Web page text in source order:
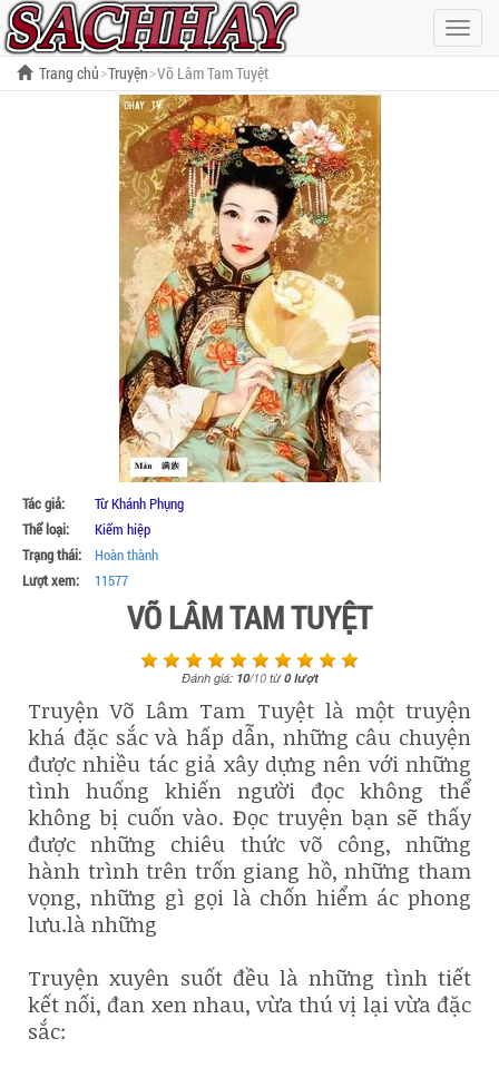
Hiện
menu
Trang chủ Truyện Võ Lâm Tam Tuyệt
Tác giả:
Từ Khánh Phụng
Thể loại:
Kiếm hiệp
Trạng thái:
Hoàn thành
Lượt xem:
11577
VÕ LÂM TAM TUYỆT
Đánh giá: 10/10từ0lượt
Truyện Võ Lâm Tam Tuyệt là một truyện
khá đặc sắc và hấp dẫn, những câu chuyện
được nhiều tác giả xây dựng nên với những
tình huống khiến người đọc không thể
không bị cuốn vào. Đọc truyện bạn sẽ thấy
được những chiêu thức võ công, những
hành trình trên trốn giang hồ, những tham
vọng, những gì gọi là chốn hiểm ác phong
lưu.là những
Truyện xuyên suốt đều là những tình tiết
kết nối, đan xen nhau, vừa thú vị lại vừa đặc
sắc: